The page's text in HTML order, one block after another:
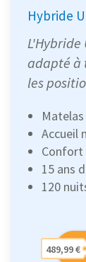
Hybride
adapté à
les
Accueil
Confort
15 ans
120
489,99 €